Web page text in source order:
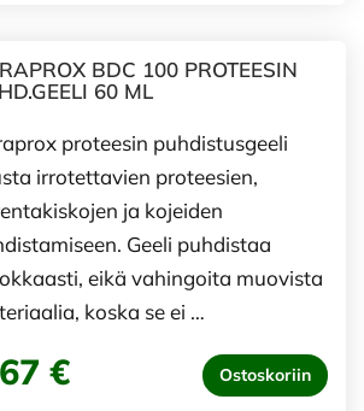
BDC 100 PROTEESIN
60 ML
proteesin puhdistusgeeli
irrotettavien proteesien,
ja kojeiden
Geeli puhdistaa
eikä vahingoita muovista
koska se ei …
€ Ostoskoriin